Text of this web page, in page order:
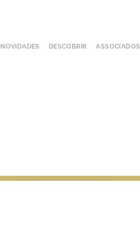
NOVIDADES DESCOBRIR ASSOCIADOS